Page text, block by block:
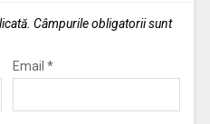
Câmpurile obligatorii sunt
Email *